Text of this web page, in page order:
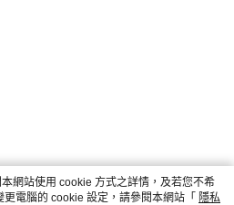
網站使用 cookie 方式之詳情，及若您不希
電腦的 cookie 設定，請參閱本網站「 隱私